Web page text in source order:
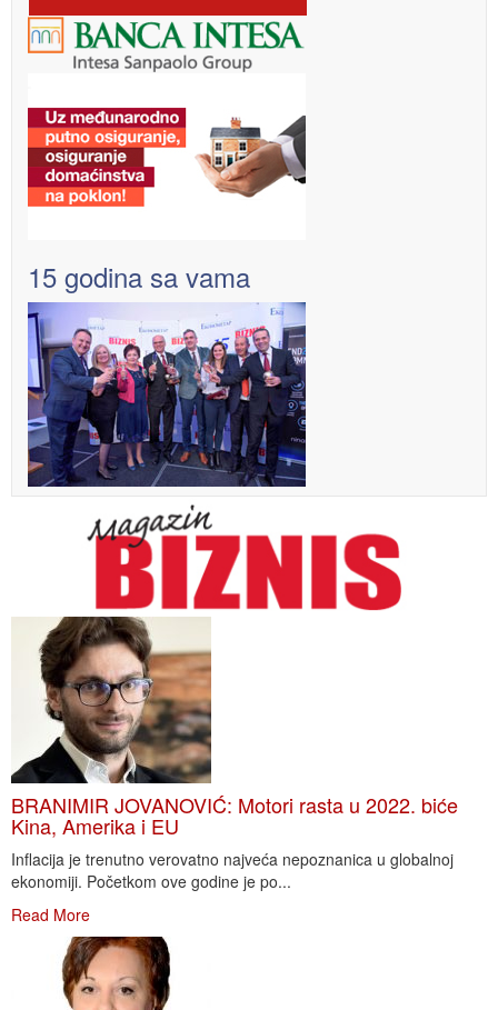
15 godina sa vama
BRANIMIR JOVANOVIĆ: Motori rasta u 2022. biće
Kina, Amerika i EU
Inflacija je trenutno verovatno najveća nepoznanica u globalnoj
ekonomiji. Početkom ove godine je po...
Read More